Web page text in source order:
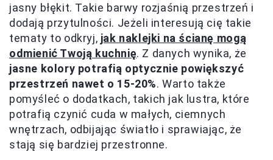
jasny błękit. Takie barwy rozjaśnią przestrzeń i
dodają przytulności. Jeżeli interesują cię takie
tematy to odkryj, jak naklejki na ścianę mogą
odmienić Twoją kuchnię. Z danych wynika, że
jasne kolory potrafią optycznie powiększyć
przestrzeń nawet o 15-20%. Warto także
pomyśleć o dodatkach, takich jak lustra, które
potrafią czynić cuda w małych, ciemnych
wnętrzach, odbijając światło i sprawiając, że
stają się bardziej przestronne.